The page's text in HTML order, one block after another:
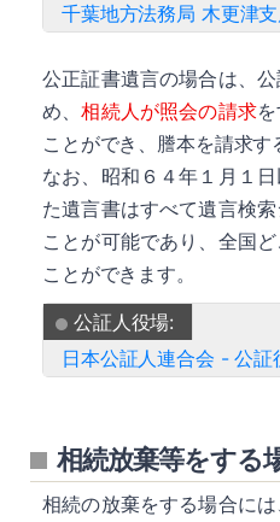
千葉地方法務局 木更津
公正証書遺言の場合は、
め、相続人が照会の請求
ことができ、謄本を請求す
なお、昭和６４年１月１
た遺言書はすべて遺言検
ことが可能であり、全国
ことができます。
公証人役場:
日本公証人連合会 - 公証
相続放棄等をする
相続の放棄をする場合に